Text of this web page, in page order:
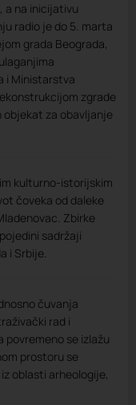
a na inicijativu
radio je do 5. marta
grada Beograda,
i Ministarstva
zgrade
objekat za obavljanje
kulturno-istorijskim
čoveka od daleke
Zbirke
sadržaji
i Srbije.
čuvanja
rad i
povremeno se izlažu
prostoru se
oblasti arheologije,